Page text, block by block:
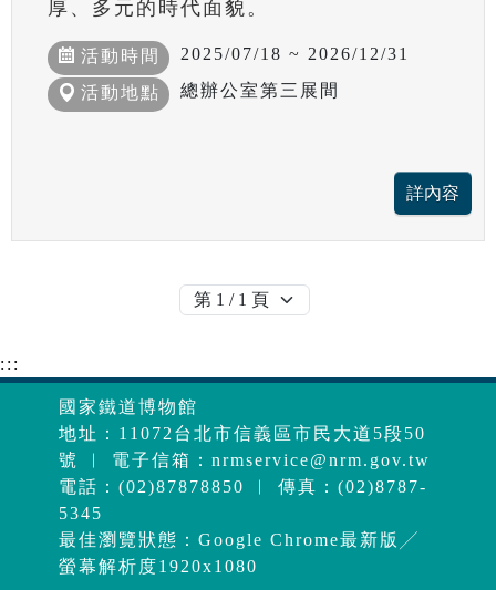
厚、多元的時代面貌。
活動時間 2025/07/18 ~ 2026/12/31
活動地點 總辦公室第三展間
:::
國家鐵道博物館
地址：11072台北市信義區市民大道5段50
號 ︱ 電子信箱： nrmservice@nrm.gov.tw
電話：(02)87878850 ︱ 傳真：(02)8787-
5345
最佳瀏覽狀態：Google Chrome最新版╱
螢幕解析度1920x1080